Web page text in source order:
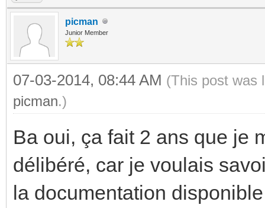
picman
Junior Member
07-03-2014, 08:44 AM (This post was
picman.)
Ba oui, ça fait 2 ans que je
délibéré, car je voulais
la documentation